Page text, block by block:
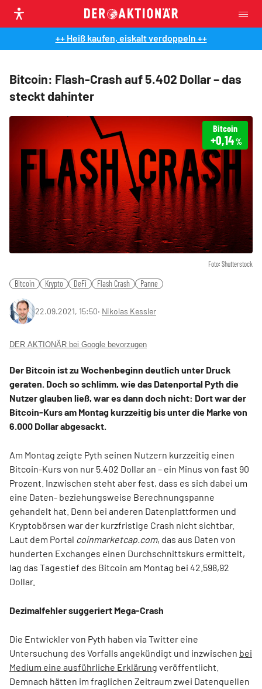
++ Heiß kaufen, eiskalt verdoppeln ++
Bitcoin: Flash-Crash auf 5.402 Dollar – das
steckt dahinter
Foto: Shutterstock
Bitcoin
+0,14%
Bitcoin Krypto DeFi Flash Crash Panne
22.09.2021, 15:50‧ Nikolas Kessler
DER AKTIONÄR bei Google bevorzugen
Der Bitcoin ist zu Wochenbeginn deutlich unter Druck
geraten. Doch so schlimm, wie das Datenportal Pyth die
Nutzer glauben ließ, war es dann doch nicht: Dort war der
Bitcoin-Kurs am Montag kurzzeitig bis unter die Marke von
6.000 Dollar abgesackt.
Am Montag zeigte Pyth seinen Nutzern kurzzeitig einen
Bitcoin-Kurs von nur 5.402 Dollar an – ein Minus von fast 90
Prozent. Inzwischen steht aber fest, dass es sich dabei um
eine Daten- beziehungsweise Berechnungspanne
gehandelt hat. Denn bei anderen Datenplattformen und
Kryptobörsen war der kurzfristige Crash nicht sichtbar.
Laut dem Portal coinmarketcap.com, das aus Daten von
hunderten Exchanges einen Durchschnittskurs ermittelt,
lag das Tagestief des Bitcoin am Montag bei 42.598,92
Dollar.
Dezimalfehler suggeriert Mega-Crash
Die Entwickler von Pyth haben via Twitter eine
Untersuchung des Vorfalls angekündigt und inzwischen bei
Medium eine ausführliche Erklärung veröffentlicht.
Demnach hätten im fraglichen Zeitraum zwei Datenquellen